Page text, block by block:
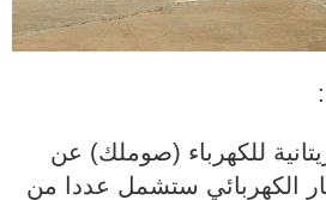
للكهرباء (صوملك) عن
الكهربائي ستشمل عددا من